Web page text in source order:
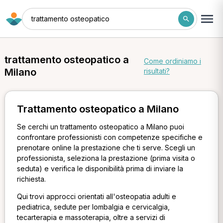
trattamento osteopatico
trattamento osteopatico a
Milano
Come ordiniamo i
risultati?
Trattamento osteopatico a Milano
Se cerchi un trattamento osteopatico a Milano puoi
confrontare professionisti con competenze specifiche e
prenotare online la prestazione che ti serve. Scegli un
professionista, seleziona la prestazione (prima visita o
seduta) e verifica le disponibilità prima di inviare la
richiesta.
Qui trovi approcci orientati all'osteopatia adulti e
pediatrica, sedute per lombalgia e cervicalgia,
tecarterapia e massoterapia, oltre a servizi di